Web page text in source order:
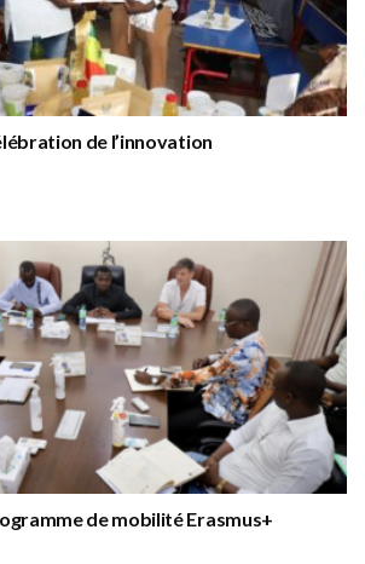
de l’innovation
de mobilité Erasmus+